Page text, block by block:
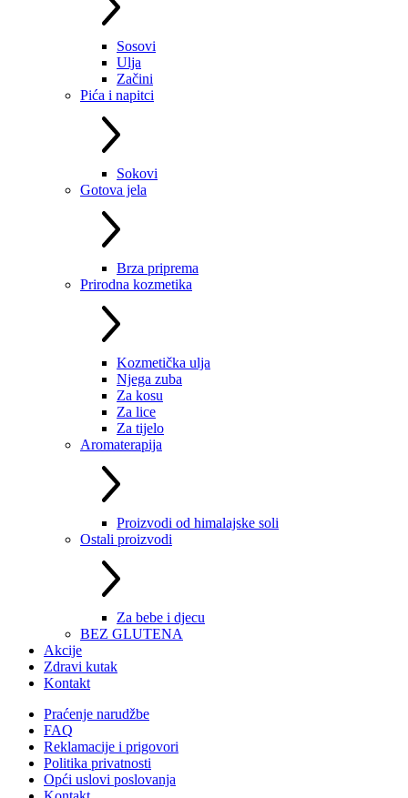
Sosovi
Ulja
Začini
Pića i napitci
Sokovi
Gotova jela
Brza priprema
Prirodna kozmetika
Kozmetička ulja
Njega zuba
Za kosu
Za lice
Za tijelo
Aromaterapija
Proizvodi od himalajske soli
Ostali proizvodi
Za bebe i djecu
BEZ GLUTENA
Akcije
Zdravi kutak
Kontakt
Praćenje narudžbe
FAQ
Reklamacije i prigovori
Politika privatnosti
Opći uslovi poslovanja